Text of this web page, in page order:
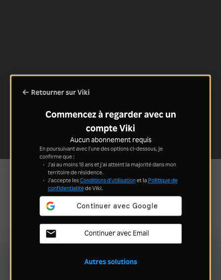
Retourner sur Viki
Commencez à regarder avec un
compte Viki
Aucun abonnement requis
En poursuivant avec l'une des options ci-dessous, je
confirme que :
J'ai au moins 18 ans et j'ai atteint la majorité dans mon
territoire de résidence.
J'accepte lesConditions d'utilisationet la Politique de
confidentialitéde Viki.
Continuer avec Email
Autres solutions